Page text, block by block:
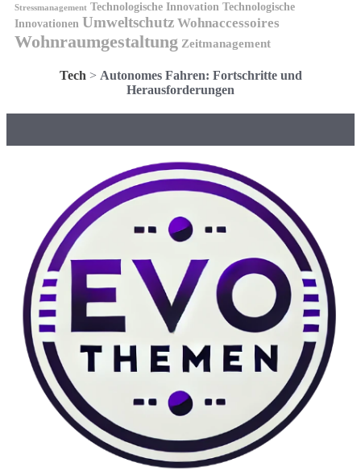
Stressmanagement Technologische Innovation Technologische
Innovationen Umweltschutz Wohnaccessoires
Wohnraumgestaltung Zeitmanagement
Tech > Autonomes Fahren: Fortschritte und
Herausforderungen